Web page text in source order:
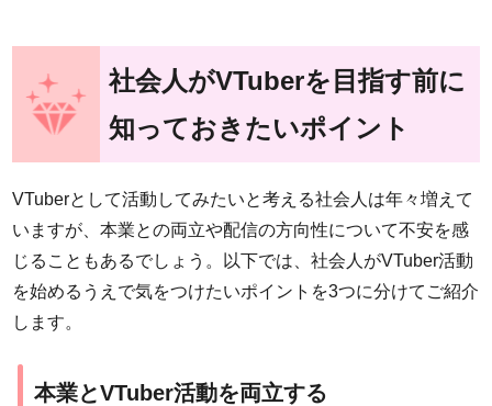
社会人がVTuberを目指す前に
知っておきたいポイント
VTuberとして活動してみたいと考える社会人は年々増えて
いますが、本業との両立や配信の方向性について不安を感
じることもあるでしょう。以下では、社会人がVTuber活動
を始めるうえで気をつけたいポイントを3つに分けてご紹介
します。
本業とVTuber活動を両立する